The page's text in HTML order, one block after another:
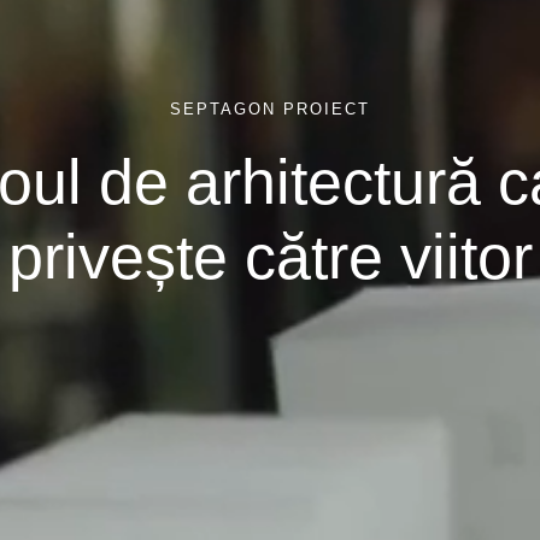
SEPTAGON PROIECT
de arhitectură
privește către viitor